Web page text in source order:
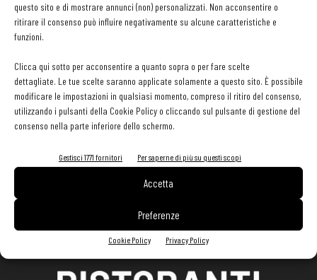
questo sito e di mostrare annunci (non) personalizzati. Non acconsentire o
ritirare il consenso può influire negativamente su alcune caratteristiche e
funzioni.
Clicca qui sotto per acconsentire a quanto sopra o per fare scelte
dettagliate. Le tue scelte saranno applicate solamente a questo sito. È possibile
modificare le impostazioni in qualsiasi momento, compreso il ritiro del consenso,
utilizzando i pulsanti della Cookie Policy o cliccando sul pulsante di gestione del
consenso nella parte inferiore dello schermo.
Gestisci 1771 fornitori Per saperne di più su questi scopi
Accetta
Preferenze
Cookie Policy Privacy Policy
EDICOLA WEB